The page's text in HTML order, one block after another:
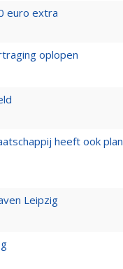
euro extra
oplopen
heeft ook plan
Leipzig